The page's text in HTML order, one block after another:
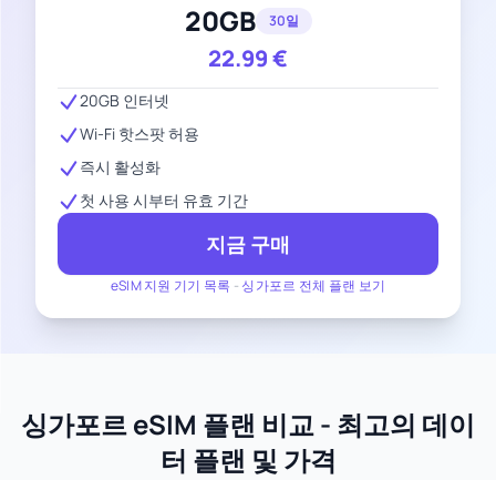
20GB 30일
22.99€
eSIM 지원 기기 목록 - 싱가포르 전체 플랜 보기
20GB 인터넷
Wi-Fi 핫스팟 허용
즉시 활성화
첫 사용 시부터 유효 기간
지금 구매
싱가포르 eSIM 플랜 비교 - 최고의 데이
터 플랜 및 가격